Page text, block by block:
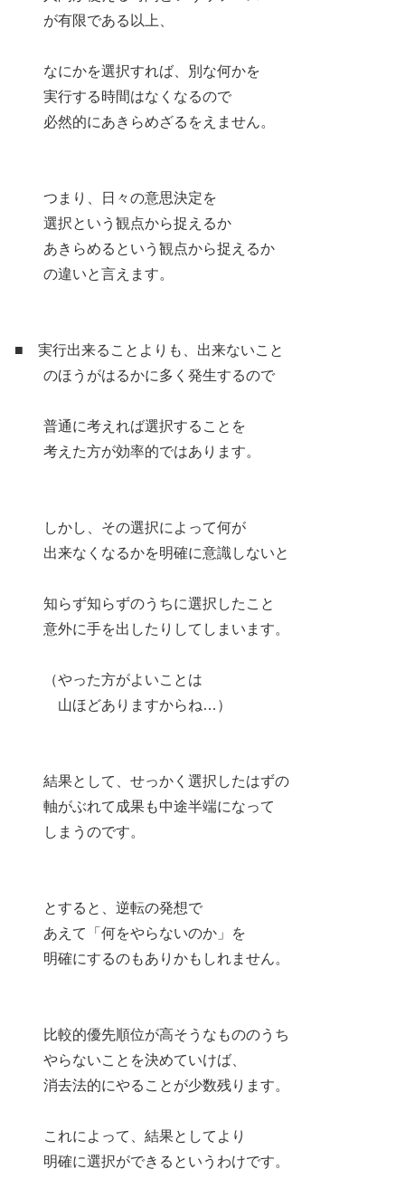
が有限である以上、
なにかを選択すれば、別な何かを
実行する時間はなくなるので
必然的にあきらめざるをえません。
つまり、日々の意思決定を
選択という観点から捉えるか
あきらめるという観点から捉えるか
の違いと言えます。
■ 実行出来ることよりも、出来ないこと
のほうがはるかに多く発生するので
普通に考えれば選択することを
考えた方が効率的ではあります。
しかし、その選択によって何が
出来なくなるかを明確に意識しないと
知らず知らずのうちに選択したこと
意外に手を出したりしてしまいます。
（やった方がよいことは
山ほどありますからね…）
結果として、せっかく選択したはずの
軸がぶれて成果も中途半端になって
しまうのです。
とすると、逆転の発想で
あえて「何をやらないのか」を
明確にするのもありかもしれません。
比較的優先順位が高そうなもののうち
やらないことを決めていけば、
消去法的にやることが少数残ります。
これによって、結果としてより
明確に選択ができるというわけです。